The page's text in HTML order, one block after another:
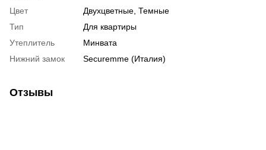
Цвет
Двухцветные, Темные
Тип
Для квартиры
Утеплитель
Минвата
Нижний замок
Securemme (Италия)
Отзывы